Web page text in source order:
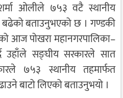
शर्मा ओलीले ७५३ वटै स्थानीय
बताउनुभएको छ । गण्डकी
आज पोखरा महानगरपालिका–
उहाँले सङ्घीय सरकारले सात
७५३ स्थानीय तहमार्फत
बाटो लिएको बताउनुभयो ।